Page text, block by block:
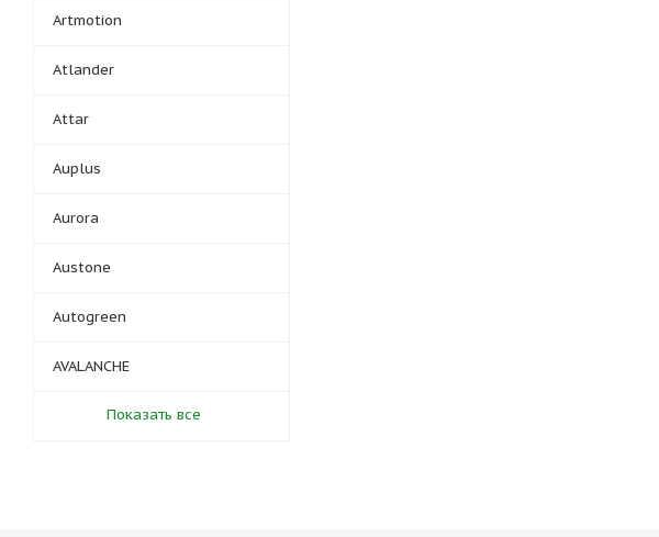
Artmotion
Atlander
Attar
Auplus
Aurora
Austone
Autogreen
AVALANCHE
Показать все